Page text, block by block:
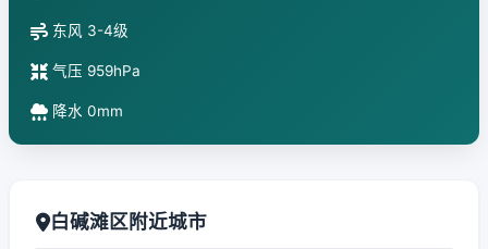
东风 3-4级
气压 959hPa
降水 0mm
白碱滩区附近城市